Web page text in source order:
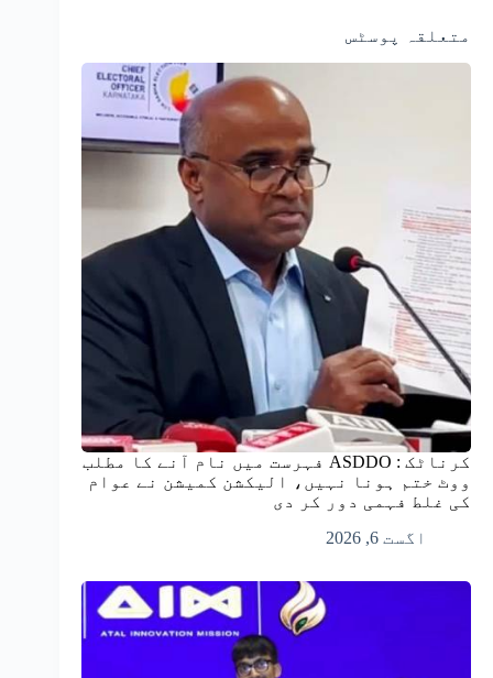
متعلقہ پوسٹس
کرناٹک : ASDDO فہرست میں نام آنے کا مطلب
ووٹ ختم ہونا نہیں، الیکشن کمیشن نے عوام
کی غلط فہمی دور کر دی
اگست 6, 2026